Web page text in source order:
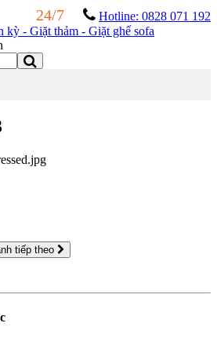
24/7 Hotline: 0828 071 192
tiếp theo